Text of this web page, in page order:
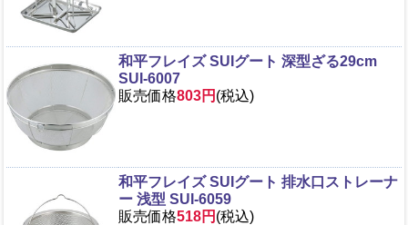
和平フレイズ SUIグート 深型ざる29cm
SUI-6007
販売価格803円 (税込)
和平フレイズ SUIグート 排水口ストレーナ
ー 浅型 SUI-6059
販売価格518円 (税込)